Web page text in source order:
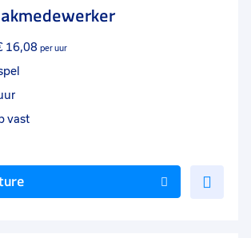
16,08 per uur
vast